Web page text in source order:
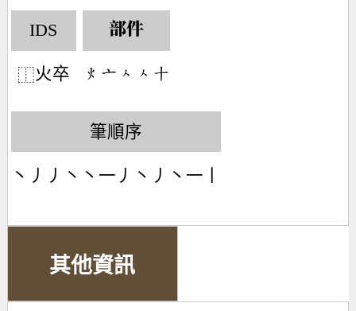
IDS
⿰火卒
部件
󶃹󶁂󶀮󶀮󶀓
筆順序
丶丿丿丶丶一丿丶丿丶一丨
其他資訊